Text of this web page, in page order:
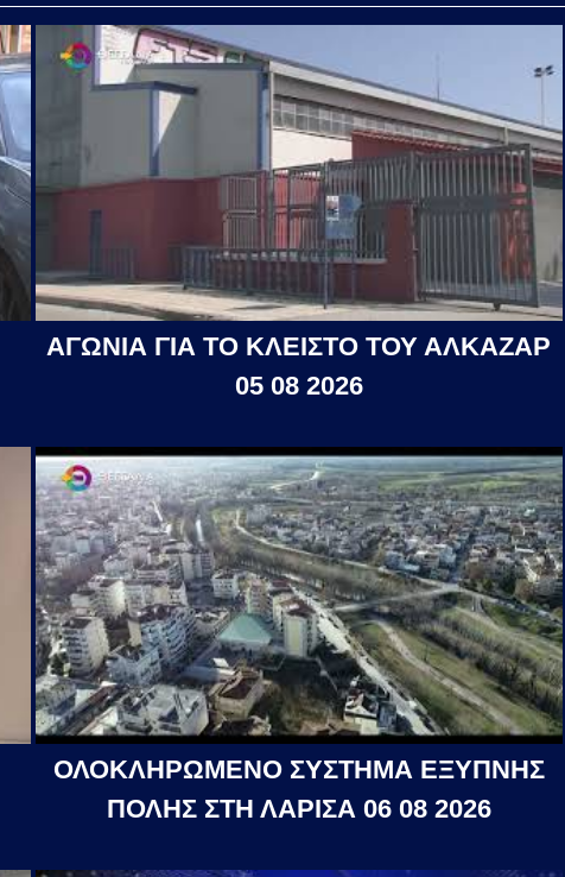
ΑΓΩΝΙΑ ΓΙΑ ΤΟ ΚΛΕΙΣΤΟ ΤΟΥ ΑΛΚΑΖΑΡ
05 08 2026
ΟΛΟΚΛΗΡΩΜΕΝΟ ΣΥΣΤΗΜΑ ΕΞΥΠΝΗΣ
ΠΟΛΗΣ ΣΤΗ ΛΑΡΙΣΑ 06 08 2026